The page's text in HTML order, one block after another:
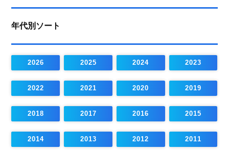
年代別ソート
2026 2025 2024 2023
2022 2021 2020 2019
2018 2017 2016 2015
2014 2013 2012 2011